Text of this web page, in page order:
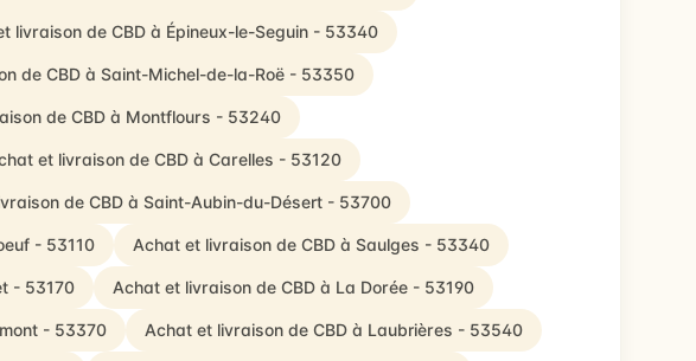
livraison de CBD à Épineux-le-Seguin - 53340
de CBD à Saint-Michel-de-la-Roë - 53350
de CBD à Montflours - 53240
et livraison de CBD à Carelles - 53120
de CBD à Saint-Aubin-du-Désert - 53700
- 53110 Achat et livraison de CBD à Saulges - 53340
- 53170 Achat et livraison de CBD à La Dorée - 53190
- 53370 Achat et livraison de CBD à Laubrières - 53540